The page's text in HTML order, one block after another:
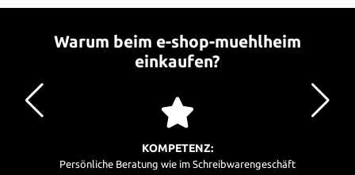
Warum beim e-shop-muehlheim
einkaufen?
KOMPETENZ:
Persönliche Beratung wie im Schreibwarengeschäft